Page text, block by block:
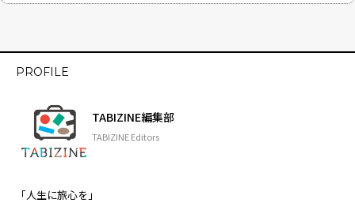
PROFILE
TABIZINE編集部
TABIZINE Editors
「人生に旅心を」